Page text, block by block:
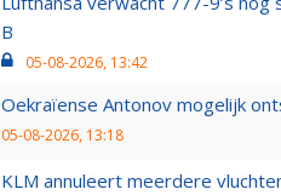
B
05-08-2026, 13:42
Oekraïense Antonov mogelijk
05-08-2026, 13:18
KLM annuleert meerdere